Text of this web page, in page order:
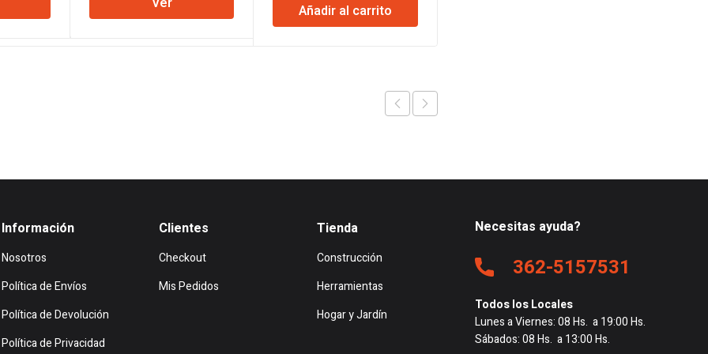
es:
original
era:
es:
original
era:
actual
es:
Añadir al carrito
Información
Nosotros
Política de Envíos
Política de Devolución
Política de Privacidad
Clientes
Checkout
Mis Pedidos
Tienda
Construcción
Herramientas
Hogar y Jardín
Necesitas ayuda?
362-5157531
Todos los Locales
Lunes a Viernes: 08 Hs. a 19:00 Hs.
Sábados: 08 Hs. a 13:00 Hs.